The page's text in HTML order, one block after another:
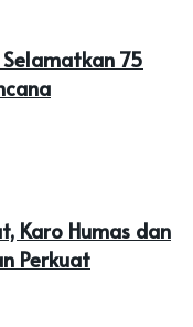
75
Karo Humas dan
Perkuat